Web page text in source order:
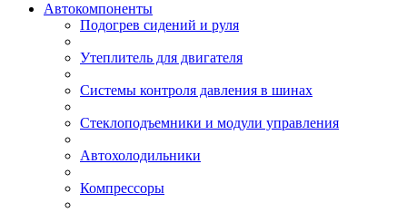
Автокомпоненты
Подогрев сидений и руля
Утеплитель для двигателя
Системы контроля давления в шинах
Стеклоподъемники и модули управления
Автохолодильники
Компрессоры